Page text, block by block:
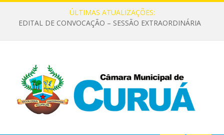
ÚLTIMAS ATUALIZAÇÕES:
EDITAL DE CONVOCAÇÃO – SESSÃO EXTRAORDINÁRIA